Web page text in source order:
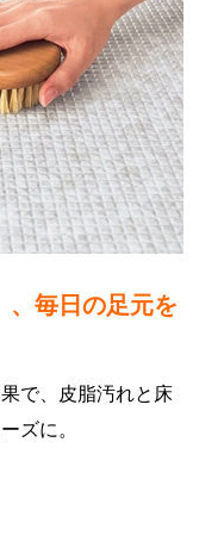
、毎日の足元を
で、皮脂汚れと床
ズに。